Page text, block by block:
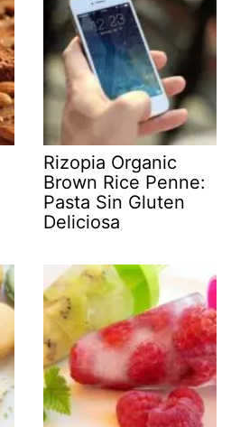
Rizopia Organic
Brown Rice Penne:
Pasta Sin Gluten
Deliciosa